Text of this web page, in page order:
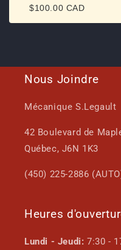
$100.00 CAD
Nous Joindre
Mécanique S.Legault
42 Boulevard de
Québec, J6N 1K3
(450) 225-2886
Heures
Lundi - Jeudi: 7:30 -